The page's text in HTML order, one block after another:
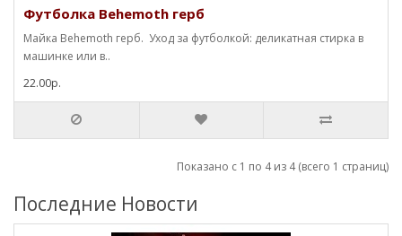
Футболка Behemoth герб
Майка Behemoth герб. Уход за футболкой: деликатная стирка в
машинке или в..
22.00р.
Показано с 1 по 4 из 4 (всего 1 страниц)
Последние Новости